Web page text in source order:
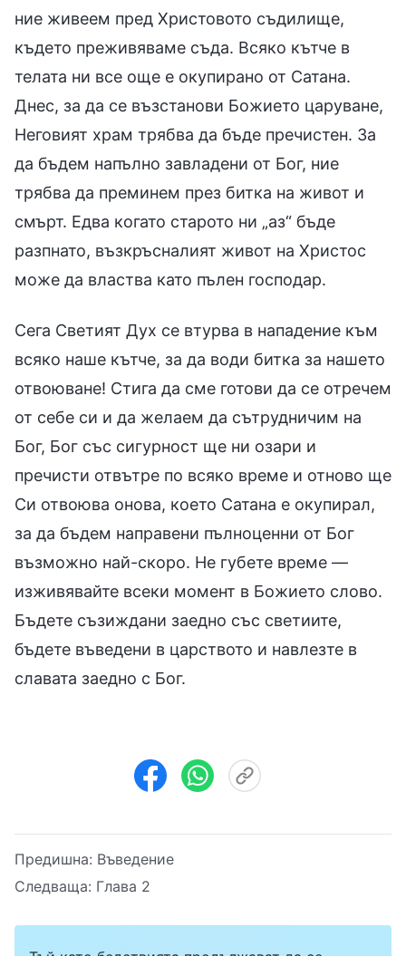
ние живеем пред Христовото съдилище,
където преживяваме съда. Всяко кътче в
телата ни все още е окупирано от Сатана.
Днес, за да се възстанови Божието царуване,
Неговият храм трябва да бъде пречистен. За
да бъдем напълно завладени от Бог, ние
трябва да преминем през битка на живот и
смърт. Едва когато старото ни „аз“ бъде
разпнато, възкръсналият живот на Христос
може да властва като пълен господар.
Сега Светият Дух се втурва в нападение към
всяко наше кътче, за да води битка за нашето
отвоюване! Стига да сме готови да се отречем
от себе си и да желаем да сътрудничим на
Бог, Бог със сигурност ще ни озари и
пречисти отвътре по всяко време и отново ще
Си отвоюва онова, което Сатана е окупирал,
за да бъдем направени пълноценни от Бог
възможно най-скоро. Не губете време —
изживявайте всеки момент в Божието слово.
Бъдете съзиждани заедно със светиите,
бъдете въведени в царството и навлезте в
славата заедно с Бог.
Предишна: Въведение
Следваща: Глава 2